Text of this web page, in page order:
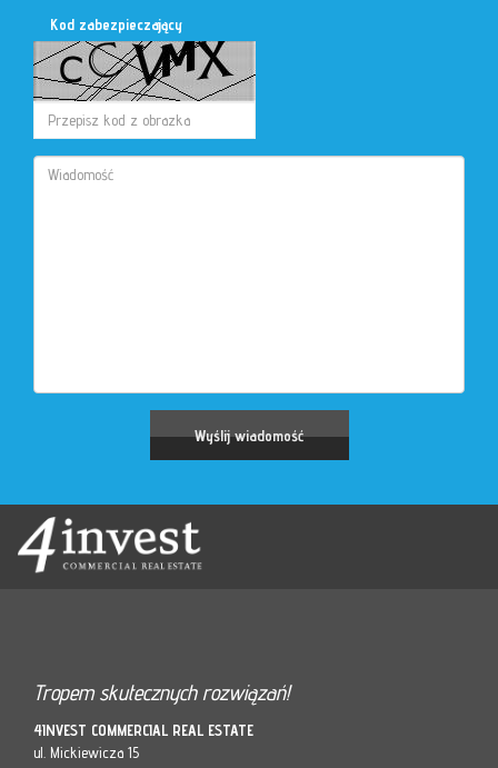
Kod zabezpieczający
Tropem skutecznych rozwiązań!
4INVEST COMMERCIAL REAL ESTATE
ul. Mickiewicza 15